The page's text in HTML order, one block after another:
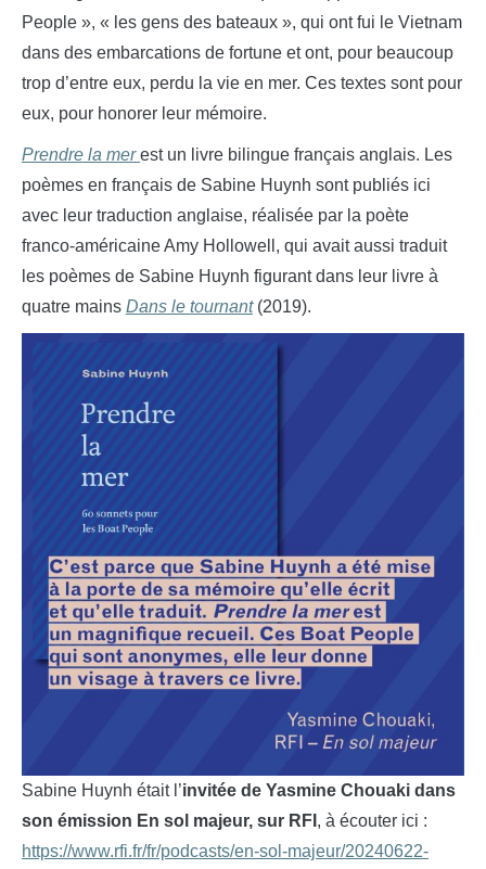
People », « les gens des bateaux », qui ont fui le Vietnam
dans des embarcations de fortune et ont, pour beaucoup
trop d’entre eux, perdu la vie en mer. Ces textes sont pour
eux, pour honorer leur mémoire.
Prendre la mer est un livre bilingue français anglais. Les
poèmes en français de Sabine Huynh sont publiés ici
avec leur traduction anglaise, réalisée par la poète
franco-américaine Amy Hollowell, qui avait aussi traduit
les poèmes de Sabine Huynh figurant dans leur livre à
quatre mains Dans le tournant(2019).
Sabine Huynh était l’invitée de Yasmine Chouaki dans
son émission En sol majeur, sur RFI , à écouter ici :
https://www.rfi.fr/fr/podcasts/en-sol-majeur/20240622-